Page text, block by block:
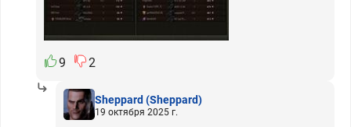
9 2
Sheppard (Sheppard)
19 октября 2025 г.